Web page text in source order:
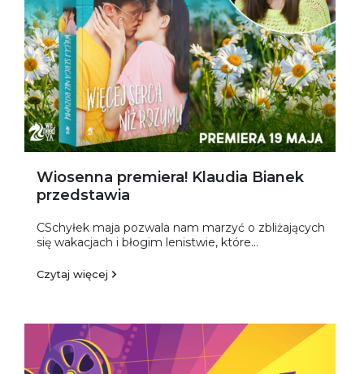
Wiosenna premiera! Klaudia Bianek
przedstawia
CSchyłek maja pozwala nam marzyć o zbliżających
się wakacjach i błogim lenistwie, które...
Czytaj więcej